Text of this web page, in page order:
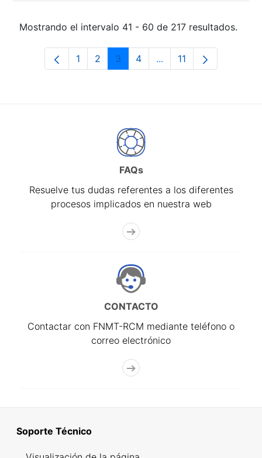
Mostrando el intervalo 41 - 60 de 217 resultados.
Página
1 Página
2 Página
3 Página
4 ...Páginas intermedias
Página
11
FAQs
Resuelve tus dudas referentes a los diferentes
procesos implicados en nuestra web
CONTACTO
Contactar con FNMT-RCM mediante teléfono o
correo electrónico
Soporte Técnico